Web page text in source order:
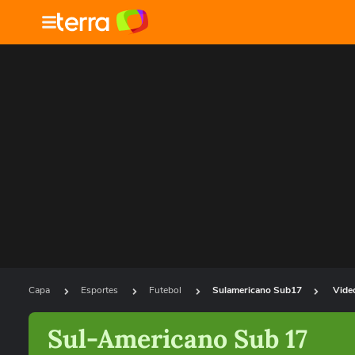
Capa Esportes Futebol Sulamericano Sub17
Sul-Americano Sub 17